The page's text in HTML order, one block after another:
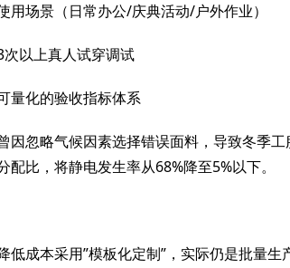
用场景（日常办公/庆典活动/户外作业）
以上真人试穿调试
量化的验收指标体系
因忽略气候因素选择错误面料，导致冬季
配比，将静电发生率从68%降至5%以下。
低成本采用”模板化定制”，实际仍是批量